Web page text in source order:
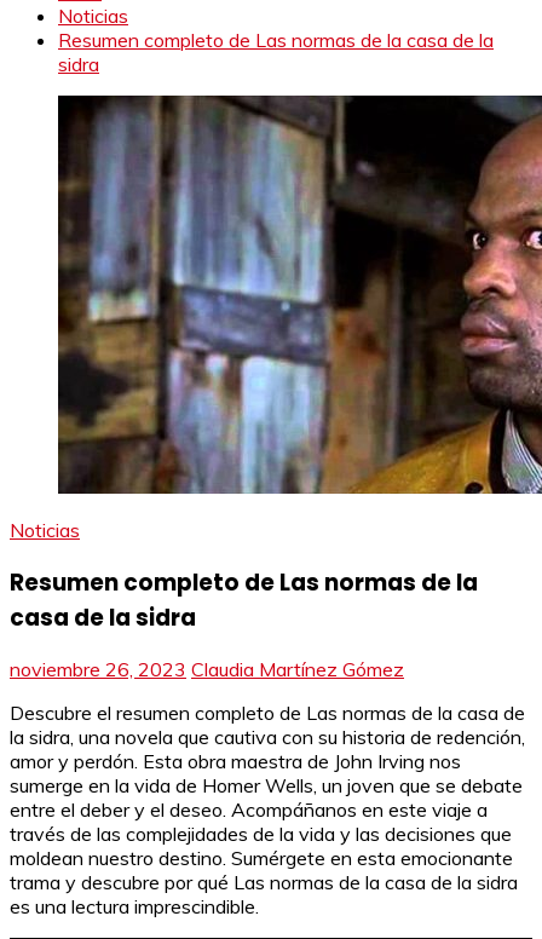
Noticias
Resumen completo de Las normas de la casa de la
sidra
Noticias
Resumen completo de Las normas de la
casa de la sidra
noviembre 26, 2023 Claudia Martínez Gómez
Descubre el resumen completo de Las normas de la casa de
la sidra, una novela que cautiva con su historia de redención,
amor y perdón. Esta obra maestra de John Irving nos
sumerge en la vida de Homer Wells, un joven que se debate
entre el deber y el deseo. Acompáñanos en este viaje a
través de las complejidades de la vida y las decisiones que
moldean nuestro destino. Sumérgete en esta emocionante
trama y descubre por qué Las normas de la casa de la sidra
es una lectura imprescindible.